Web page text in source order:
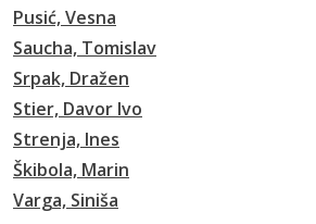
Pusić, Vesna
Saucha, Tomislav
Srpak, Dražen
Stier, Davor Ivo
Strenja, Ines
Škibola, Marin
Varga, Siniša